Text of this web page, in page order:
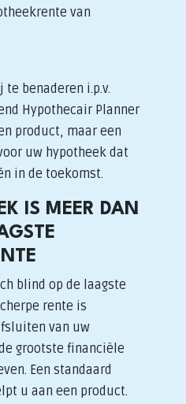
van
benaderen i.p.v.
Hypothecair Planner
product, maar een
uw hypotheek dat
in de toekomst.
IS MEER DAN
blind op de laagste
rente is
van uw
grootste financiële
Een standaard
u aan een product.